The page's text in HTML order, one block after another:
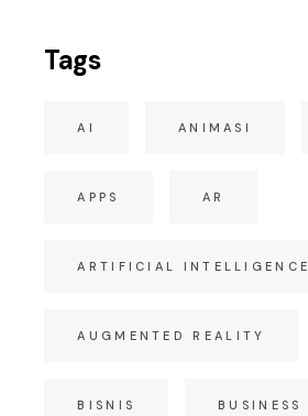
Tags
AI ANIMASI
APPS AR
ARTIFICIAL INTELLIGENCE
AUGMENTED REALITY
BISNIS BUSINESS